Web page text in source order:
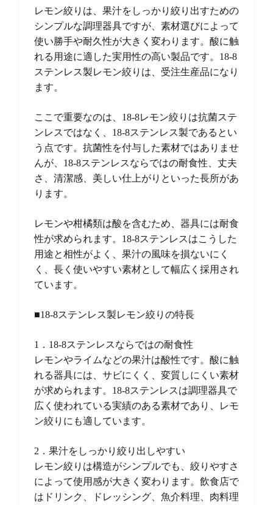
レモン絞りは、果汁をしっかり絞り出すための
シンプルな調理器具ですが、素材選びによって
使い勝手や耐久性が大きく変わります。酸に触
れる用途に適した実用性の高い製品です。18-8
ステンレス製レモン絞りは、受注生産品になり
ます。
ここで重要なのは、18-8レモン絞りは抗菌ステ
ンレスではなく、18-8ステンレス製であるとい
う点です。抗菌性を付与した素材ではありませ
んが、18-8ステンレスならではの耐食性、丈夫
さ、清潔感、美しい仕上がりといった長所があ
ります。
レモンや柑橘類は酸を含むため、器具には耐食
性が求められます。18-8ステンレスはこうした
用途と相性がよく、果汁の風味を損ないにく
く、長く使いやすい素材として幅広く採用され
ています。
■18-8ステンレス製レモン絞りの特長
1．18-8ステンレスならではの耐食性
レモンやライムなどの果汁は酸性です。酸に触
れる器具には、サビにくく、変質しにくい素材
が求められます。18-8ステンレスは調理器具で
広く使われている実績のある素材であり、レモ
ン絞りにも適しています。
2．果汁をしっかり絞り出しやすい
レモン絞りは構造がシンプルでも、絞りやすさ
によって使用感が大きく変わります。飲食店で
はドリンク、ドレッシング、魚介料理、肉料理